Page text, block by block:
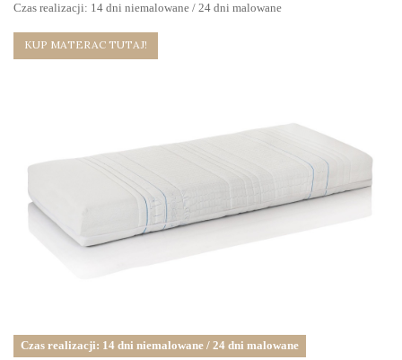
Czas realizacji: 14 dni niemalowane / 24 dni malowane
KUP MATERAC TUTAJ!
Czas realizacji: 14 dni niemalowane / 24 dni malowane